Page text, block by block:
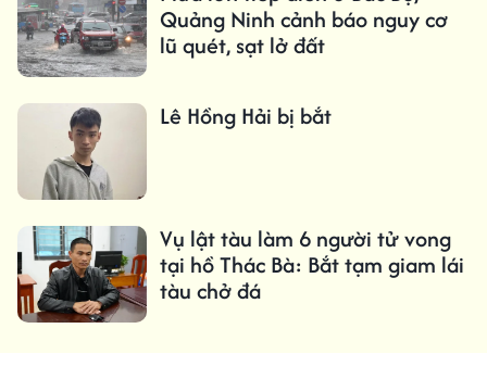
Quảng Ninh cảnh báo nguy cơ
lũ quét, sạt lở đất
Lê Hồng Hải bị bắt
Vụ lật tàu làm 6 người tử vong
tại hồ Thác Bà: Bắt tạm giam lái
tàu chở đá